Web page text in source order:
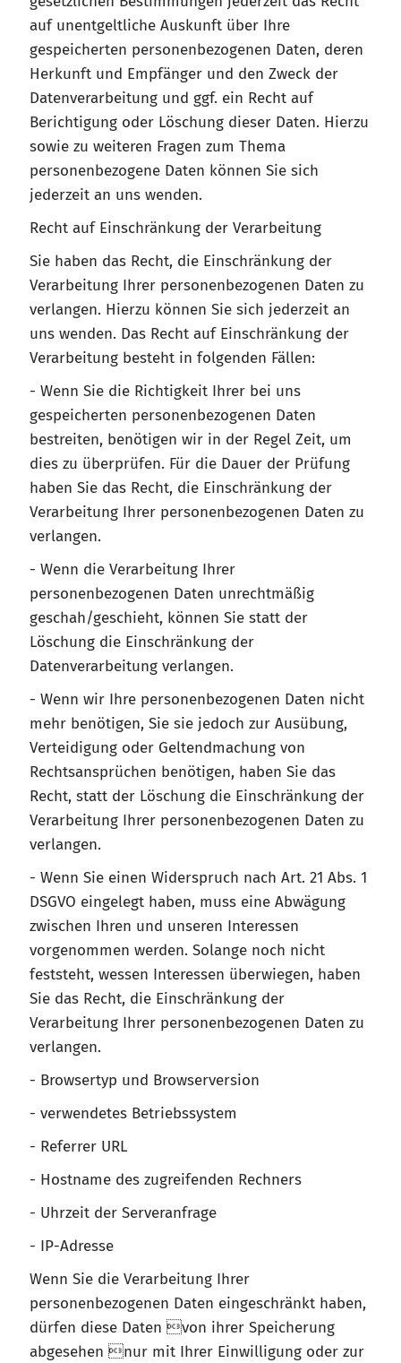
auf unentgeltliche Auskunft über Ihre
gespeicherten personenbezogenen Daten, deren
Herkunft und Empfänger und den Zweck der
Datenverarbeitung und ggf. ein Recht auf
Berichtigung oder Löschung dieser Daten. Hierzu
sowie zu weiteren Fragen zum Thema
personenbezogene Daten können Sie sich
jederzeit an uns wenden.
Recht auf Einschränkung der Verarbeitung
Sie haben das Recht, die Einschränkung der
Verarbeitung Ihrer personenbezogenen Daten zu
verlangen. Hierzu können Sie sich jederzeit an
uns wenden. Das Recht auf Einschränkung der
Verarbeitung besteht in folgenden Fällen:
- Wenn Sie die Richtigkeit Ihrer bei uns
gespeicherten personenbezogenen Daten
bestreiten, benötigen wir in der Regel Zeit, um
dies zu überprüfen. Für die Dauer der Prüfung
haben Sie das Recht, die Einschränkung der
Verarbeitung Ihrer personenbezogenen Daten zu
verlangen.
- Wenn die Verarbeitung Ihrer
personenbezogenen Daten unrechtmäßig
geschah/geschieht, können Sie statt der
Löschung die Einschränkung der
Datenverarbeitung verlangen.
- Wenn wir Ihre personenbezogenen Daten nicht
mehr benötigen, Sie sie jedoch zur Ausübung,
Verteidigung oder Geltendmachung von
Rechtsansprüchen benötigen, haben Sie das
Recht, statt der Löschung die Einschränkung der
Verarbeitung Ihrer personenbezogenen Daten zu
verlangen.
- Wenn Sie einen Widerspruch nach Art. 21 Abs. 1
DSGVO eingelegt haben, muss eine Abwägung
zwischen Ihren und unseren Interessen
vorgenommen werden. Solange noch nicht
feststeht, wessen Interessen überwiegen, haben
Sie das Recht, die Einschränkung der
Verarbeitung Ihrer personenbezogenen Daten zu
verlangen.
- Browsertyp und Browserversion
- verwendetes Betriebssystem
- Referrer URL
- Hostname des zugreifenden Rechners
- Uhrzeit der Serveranfrage
- IP-Adresse
Wenn Sie die Verarbeitung Ihrer
personenbezogenen Daten eingeschränkt haben,
dürfen diese Daten von ihrer Speicherung
abgesehen nur mit Ihrer Einwilligung oder zur